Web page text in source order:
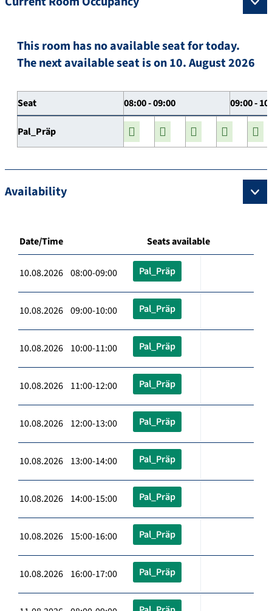
This room has no available seat for today.
The next available seat is on 10. August 2026
Seat 08:00 - 09:00 09:00 -
Pal_Präp
Availability
Date/Time Seats available
10.08.2026 08:00-09:00 Pal_Präp
10.08.2026 09:00-10:00 Pal_Präp
10.08.2026 10:00-11:00 Pal_Präp
10.08.2026 11:00-12:00 Pal_Präp
10.08.2026 12:00-13:00 Pal_Präp
10.08.2026 13:00-14:00 Pal_Präp
10.08.2026 14:00-15:00 Pal_Präp
10.08.2026 15:00-16:00 Pal_Präp
10.08.2026 16:00-17:00 Pal_Präp